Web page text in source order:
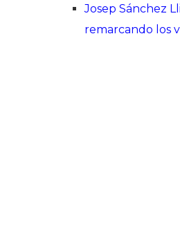
Josep Sánchez
remarcando los